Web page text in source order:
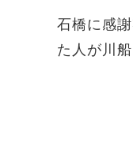
石橋に感
た人が川